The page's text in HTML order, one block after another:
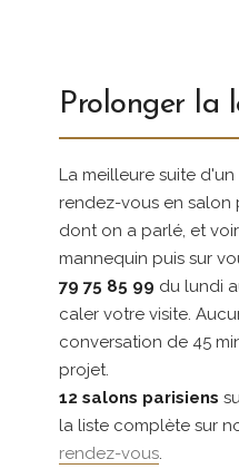
Prolonger la
La meilleure suite
rendez-vous en salon
dont on a parlé, et
mannequin puis sur
79 75 85 99 du lundi
caler votre visite.
conversation de 45
projet.
12 salons parisiens
la liste complète sur
rendez-vous.